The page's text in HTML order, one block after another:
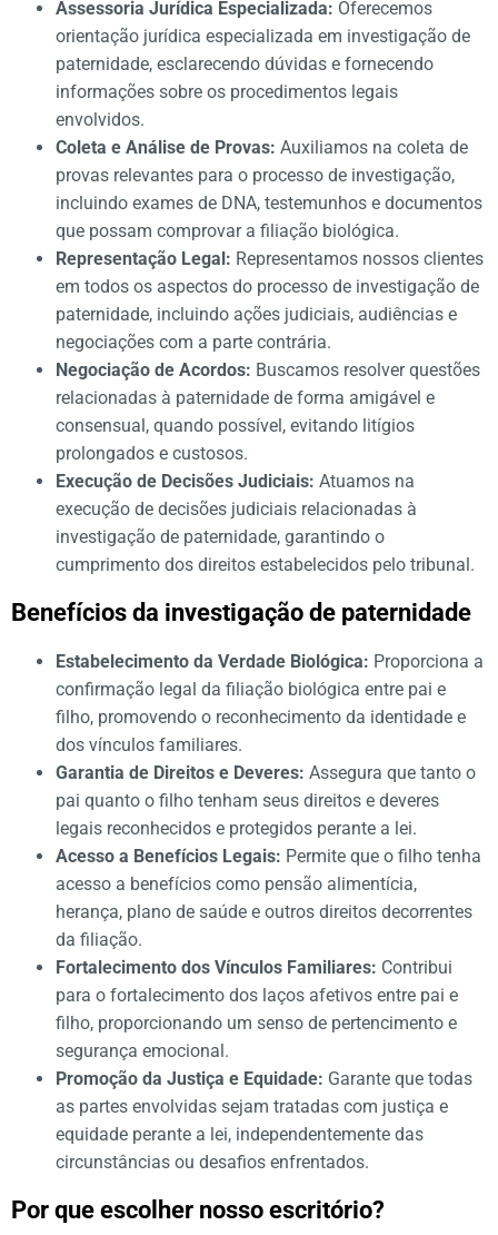
Assessoria Jurídica Especializada: Oferecemos
orientação jurídica especializada em investigação de
paternidade, esclarecendo dúvidas e fornecendo
informações sobre os procedimentos legais
envolvidos.
Coleta e Análise de Provas: Auxiliamos na coleta de
provas relevantes para o processo de investigação,
incluindo exames de DNA, testemunhos e documentos
que possam comprovar a filiação biológica.
Representação Legal: Representamos nossos clientes
em todos os aspectos do processo de investigação de
paternidade, incluindo ações judiciais, audiências e
negociações com a parte contrária.
Negociação de Acordos: Buscamos resolver questões
relacionadas à paternidade de forma amigável e
consensual, quando possível, evitando litígios
prolongados e custosos.
Execução de Decisões Judiciais: Atuamos na
execução de decisões judiciais relacionadas à
investigação de paternidade, garantindo o
cumprimento dos direitos estabelecidos pelo tribunal.
Benefícios da investigação de paternidade
Estabelecimento da Verdade Biológica: Proporciona a
confirmação legal da filiação biológica entre pai e
filho, promovendo o reconhecimento da identidade e
dos vínculos familiares.
Garantia de Direitos e Deveres: Assegura que tanto o
pai quanto o filho tenham seus direitos e deveres
legais reconhecidos e protegidos perante a lei.
Acesso a Benefícios Legais: Permite que o filho tenha
acesso a benefícios como pensão alimentícia,
herança, plano de saúde e outros direitos decorrentes
da filiação.
Fortalecimento dos Vínculos Familiares: Contribui
para o fortalecimento dos laços afetivos entre pai e
filho, proporcionando um senso de pertencimento e
segurança emocional.
Promoção da Justiça e Equidade: Garante que todas
as partes envolvidas sejam tratadas com justiça e
equidade perante a lei, independentemente das
circunstâncias ou desafios enfrentados.
Por que escolher nosso escritório?